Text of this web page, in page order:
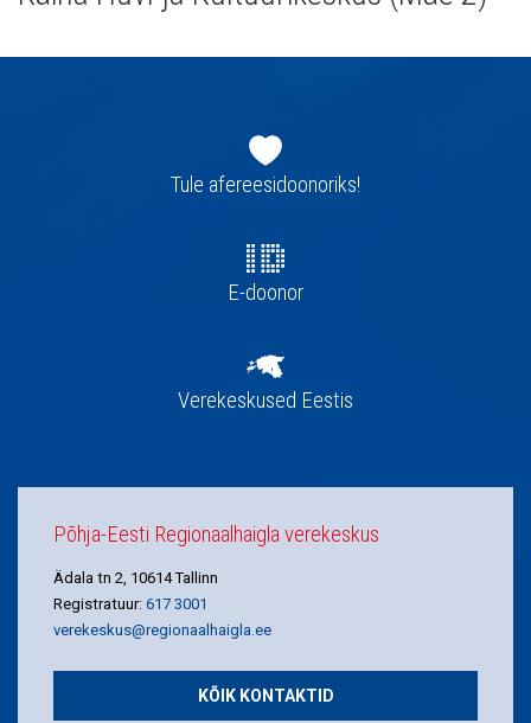
navigatsioonTule afereesidoonoriks!
E-doonor
Verekeskused Eestis
Põhja-Eesti Regionaalhaigla verekeskus
Ädala tn 2, 10614 Tallinn
Registratuur: 617 3001
verekeskus@regionaalhaigla.ee
KÕIK KONTAKTID